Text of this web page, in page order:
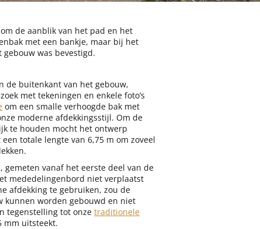
de aanblik van het pad en het
met een bankje, maar bij het
was bevestigd.
de buitenkant van het gebouw,
met tekeningen en enkele foto’s
om een smalle verhoogde bak met
moderne afdekkingsstijl. Om de
te houden mocht het ontwerp
totale lengte van 6,75 m om zoveel
gemeten vanaf het eerste deel van de
mededelingenbord niet verplaatst
afdekking te gebruiken, zou de
worden gebouwd en niet
tegenstelling tot onze traditionele
mm uitsteekt.